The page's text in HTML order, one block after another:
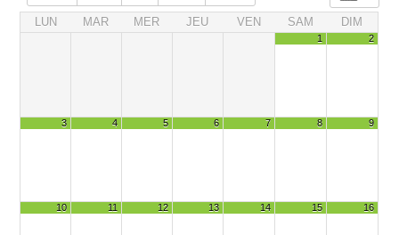
LUN MAR MER JEU VEN SAM DIM
1 2
3 4 5 6 7 8 9
10 11 12 13 14 15 16